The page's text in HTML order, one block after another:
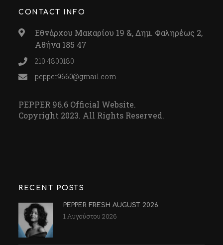
CONTACT INFO
Εθνάρχου Μακαρίου 19 &, Δημ. Φαληρέως 2,
Αθήνα 185 47
210 4800180
pepper9660@gmail.com
PEPPER 96.6 Official Website.
Copyright 2023. All Rights Reserved.
RECENT POSTS
PEPPER FRESH AUGUST 2026
1 Αυγούστου 2026